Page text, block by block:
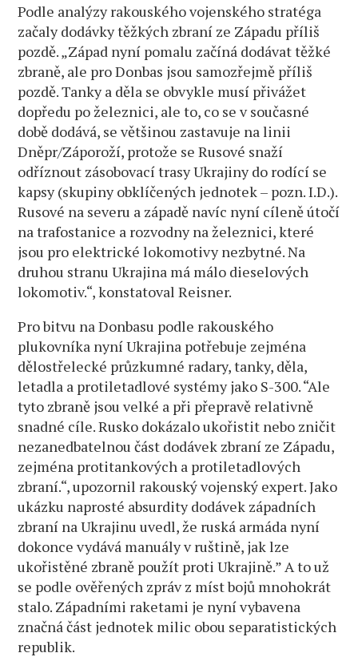
Podle analýzy rakouského vojenského stratéga
začaly dodávky těžkých zbraní ze Západu příliš
pozdě. „Západ nyní pomalu začíná dodávat těžké
zbraně, ale pro Donbas jsou samozřejmě příliš
pozdě. Tanky a děla se obvykle musí přivážet
dopředu po železnici, ale to, co se v současné
době dodává, se většinou zastavuje na linii
Dněpr/Záporoží, protože se Rusové snaží
odříznout zásobovací trasy Ukrajiny do rodící se
kapsy (skupiny obklíčených jednotek – pozn. I.D.).
Rusové na severu a západě navíc nyní cíleně útočí
na trafostanice a rozvodny na železnici, které
jsou pro elektrické lokomotivy nezbytné. Na
druhou stranu Ukrajina má málo dieselových
lokomotiv.“, konstatoval Reisner.
Pro bitvu na Donbasu podle rakouského
plukovníka nyní Ukrajina potřebuje zejména
dělostřelecké průzkumné radary, tanky, děla,
letadla a protiletadlové systémy jako S-300. “Ale
tyto zbraně jsou velké a při přepravě relativně
snadné cíle. Rusko dokázalo ukořistit nebo zničit
nezanedbatelnou část dodávek zbraní ze Západu,
zejména protitankových a protiletadlových
zbraní.“, upozornil rakouský vojenský expert. Jako
ukázku naprosté absurdity dodávek západních
zbraní na Ukrajinu uvedl, že ruská armáda nyní
dokonce vydává manuály v ruštině, jak lze
ukořistěné zbraně použít proti Ukrajině.” A to už
se podle ověřených zpráv z míst bojů mnohokrát
stalo. Západními raketami je nyní vybavena
značná část jednotek milic obou separatistických
republik.